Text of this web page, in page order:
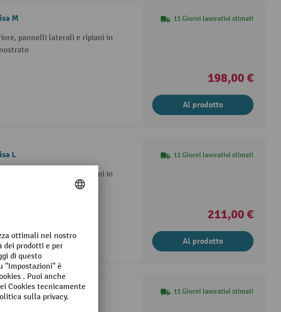
M
pannelli laterali e ripiani in
11 Giorni lavorativi stimati
198,00 €
Al prodotto
L
pannelli laterali e ripiani in
11 Giorni lavorativi stimati
211,00 €
Al prodotto
III 11 Giorni lavorativi stimati